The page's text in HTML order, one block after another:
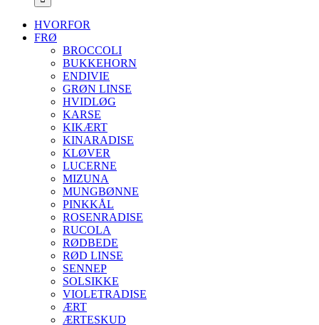
HVORFOR
FRØ
BROCCOLI
BUKKEHORN
ENDIVIE
GRØN LINSE
HVIDLØG
KARSE
KIKÆRT
KINARADISE
KLØVER
LUCERNE
MIZUNA
MUNGBØNNE
PINKKÅL
ROSENRADISE
RUCOLA
RØDBEDE
RØD LINSE
SENNEP
SOLSIKKE
VIOLETRADISE
ÆRT
ÆRTESKUD